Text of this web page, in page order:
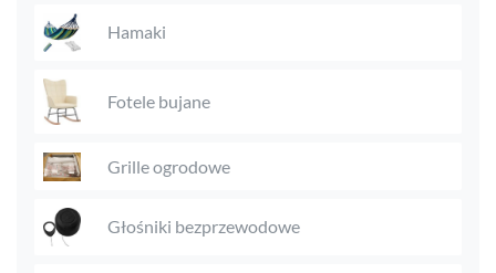
Hamaki
Fotele bujane
Grille ogrodowe
Głośniki bezprzewodowe